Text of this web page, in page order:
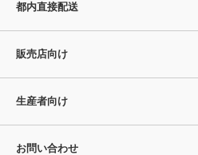
都内直接配送
販売店向け
生産者向け
お問い合わせ